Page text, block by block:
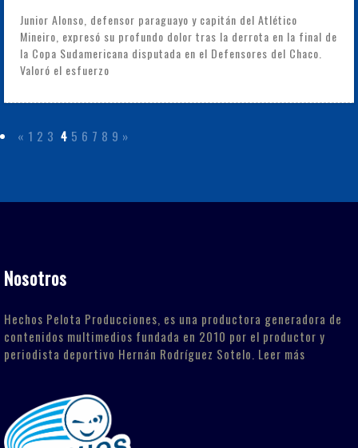
Junior Alonso, defensor paraguayo y capitán del Atlético
Mineiro, expresó su profundo dolor tras la derrota en la final de
la Copa Sudamericana disputada en el Defensores del Chaco.
Valoró el esfuerzo
« 1 2 3 4 5 6 7 8 9 »
Nosotros
Hechos Pelota Producciones, es una productora generadora de
contenidos multimedios fundada en 2010 por el productor y
periodista deportivo Hernán Rodríguez Sotelo. Leer más